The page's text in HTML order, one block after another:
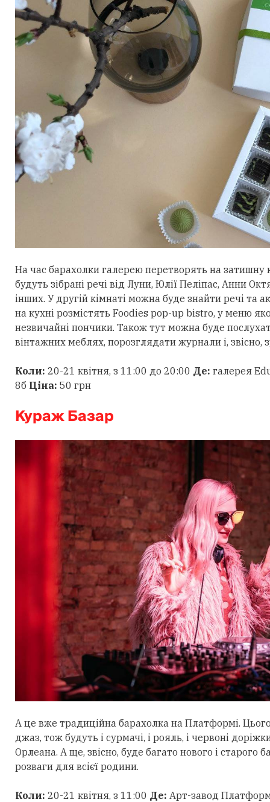
На час барахолки галерею перетворять на затишну
будуть зібрані речі від Луни, Юлії Пеліпас, Анни
інших. У другій кімнаті можна буде знайти речі та
на кухні розмістять Foodies pop-up bistro, у меню
незвичайні пончики. Також тут можна буде
вінтажних меблях, порозглядати журнали і, звісно,
Коли: 20-21 квітня, з 11:00 до 20:00 Де: галерея
8б Ціна: 50 грн
Кураж Базар
А це вже традиційна барахолка на Платформі.
джаз, тож будуть і сурмачі, і рояль, і червоні
Орлеана. А ще, звісно, буде багато нового і старого
розваги для всієї родини.
Коли: 20-21 квітня, з 11:00 Де: Арт-завод